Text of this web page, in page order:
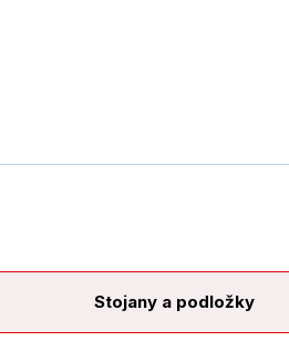
Stojany a podložky